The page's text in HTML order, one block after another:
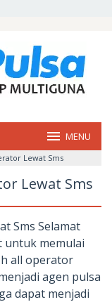
MENU
Lewat Sms
Lewat Sms
Sms Selamat
untuk memulai
all operator
agen pulsa
dapat menjadi